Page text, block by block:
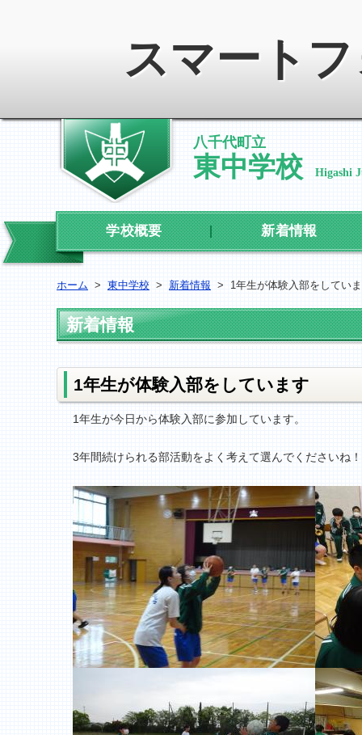
スマート
八千代町立
東中学校 Higashi
学校概要 新着情報
ホーム > 東中学校 > 新着情報 > 1年生が体験入部をしてい
新着情報
1年生が体験入部をしています
1年生が今日から体験入部に参加しています。
3年間続けられる部活動をよく考えて選んでくださいね！